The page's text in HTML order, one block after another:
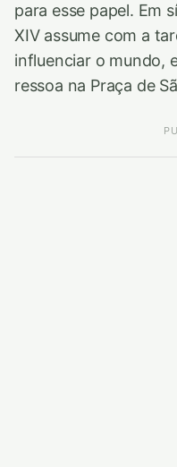
para esse papel. Em
XIV assume com a
influenciar o mundo,
ressoa na Praça de